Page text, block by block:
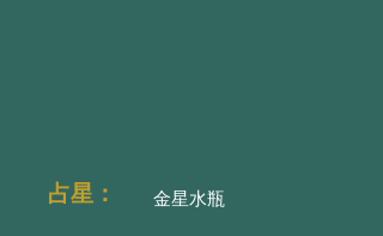
占星： 金星水瓶